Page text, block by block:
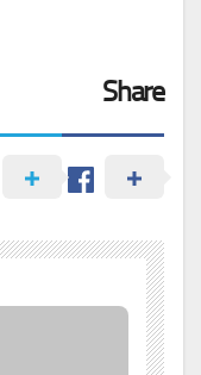
Share